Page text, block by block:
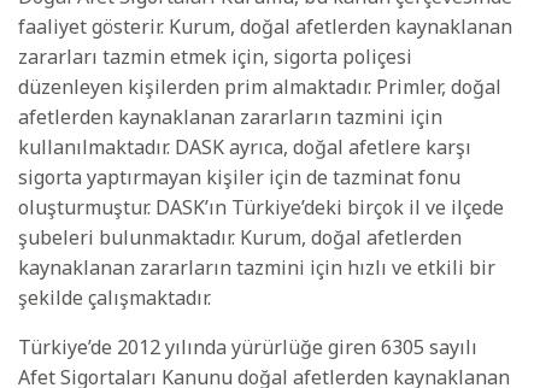
faaliyet gösterir. Kurum, doğal afetlerden kaynaklanan
zararları tazmin etmek için, sigorta poliçesi
düzenleyen kişilerden prim almaktadır. Primler, doğal
afetlerden kaynaklanan zararların tazmini için
kullanılmaktadır. DASK ayrıca, doğal afetlere karşı
sigorta yaptırmayan kişiler için de tazminat fonu
oluşturmuştur. DASK’ın Türkiye’deki birçok il ve ilçede
şubeleri bulunmaktadır. Kurum, doğal afetlerden
kaynaklanan zararların tazmini için hızlı ve etkili bir
şekilde çalışmaktadır.
Türkiye’de 2012 yılında yürürlüğe giren 6305 sayılı
Afet Sigortaları Kanunu doğal afetlerden kaynaklanan